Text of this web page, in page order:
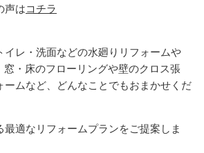
声はコチラ
イレ・洗面などの水廻りリフォームや
窓・床のフローリングや壁のクロス張
ームなど、どんなことでもおまかせくだ
最適なリフォームプランをご提案しま